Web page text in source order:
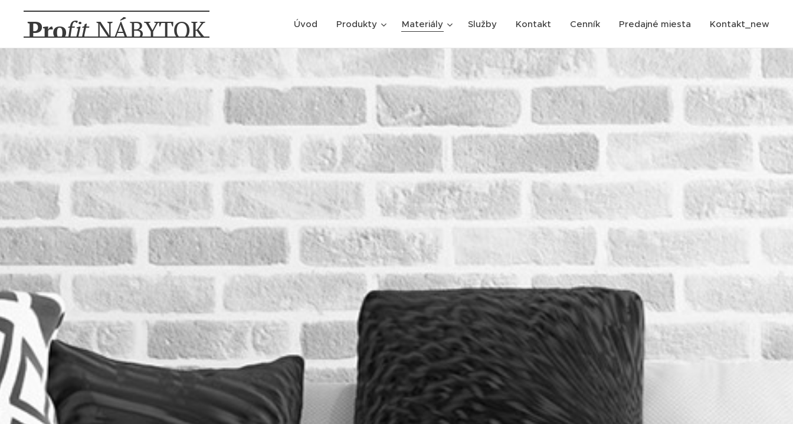
ProfitNÁBYTOK Úvod Produkty Materiály Služby Kontakt Cenník Predajné miesta Kontakt_new